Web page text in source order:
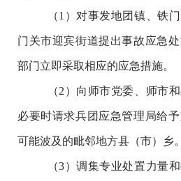
（1 ） 对事发地团镇、铁
门关市迎宾街道提出事故应急
部门立即采取相应的应急措施。
（2 ）向师市党委、师市
必要时请求兵团应急管理局给
可能波及的毗邻地方县（市）乡。
（3）调集专业处置力量